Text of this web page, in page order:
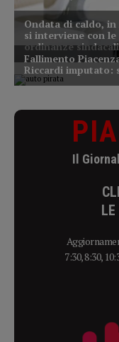
Il
7:30, 8:30,